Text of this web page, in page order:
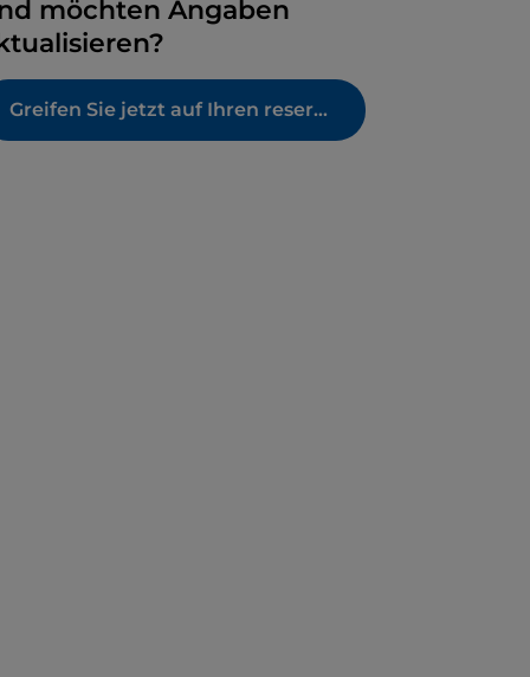
möchten Angaben
Greifen Sie jetzt auf Ihren reservierten Bereich zu